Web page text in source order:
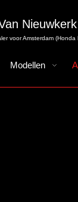
Nieuwkerk
voor Amsterdam
Modellen